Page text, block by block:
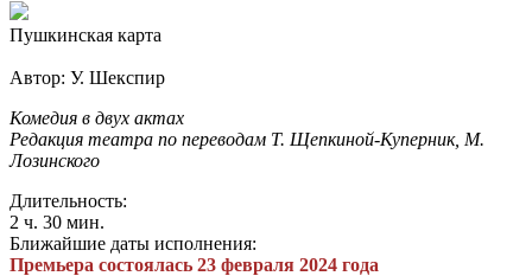
Пушкинская карта
Автор: У. Шекспир
Комедия в двух актах
Редакция театра по переводам Т. Щепкиной-Куперник, М.
Лозинского
Длительность:
2 ч. 30 мин.
Ближайшие даты исполнения:
Премьера состоялась 23 февраля 2024 года